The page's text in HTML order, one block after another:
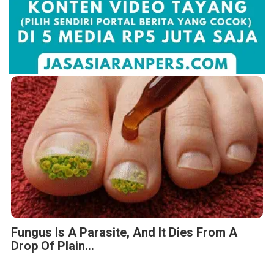
Fungus Is A Parasite, And It Dies From A
Drop Of Plain...